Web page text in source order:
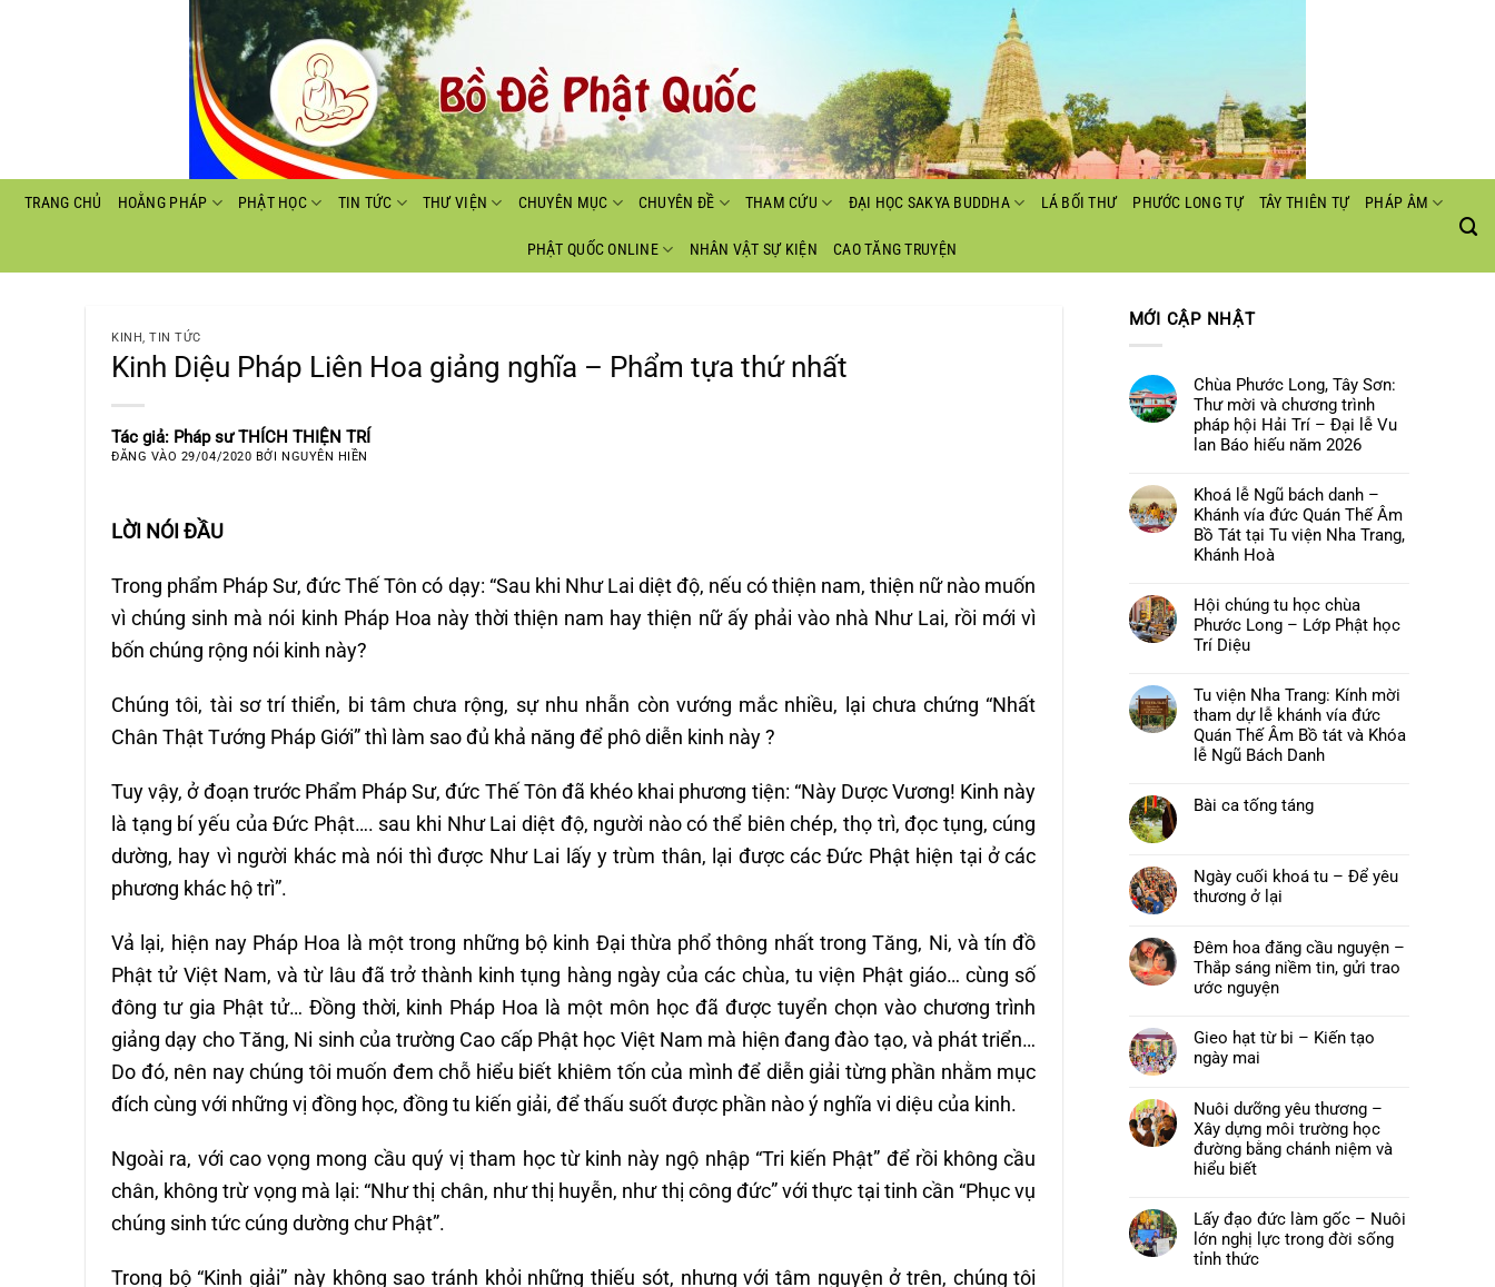
TRANG CHỦ HOẰNG PHÁP PHẬT HỌC TIN TỨC THƯ VIỆN CHUYÊN MỤC CHUYÊN ĐỀ THAM CỨU ĐẠI HỌC SAKYA BUDDHA LÁ BỐI THƯ PHƯỚC LONG TỰ TÂY THIÊN TỰ PHÁP ÂM
PHẬT QUỐC ONLINE NHÂN VẬT SỰ KIỆN CAO TĂNG TRUYỆN
KINH,TIN TỨC
Kinh Diệu Pháp Liên Hoa giảng nghĩa – Phẩm tựa thứ nhất
Tác giả: Pháp sư THÍCH THIỆN TRÍ
ĐĂNG VÀO 29/04/2020 BỞI NGUYÊN HIỀN
LỜI NÓI ĐẦU
Trong phẩm Pháp Sư, đức Thế Tôn có dạy: “Sau khi Như Lai diệt độ, nếu có thiện nam, thiện nữ nào muốn
vì chúng sinh mà nói kinh Pháp Hoa này thời thiện nam hay thiện nữ ấy phải vào nhà Như Lai, rồi mới vì
bốn chúng rộng nói kinh này?
Chúng tôi, tài sơ trí thiển, bi tâm chưa rộng, sự nhu nhẫn còn vướng mắc nhiều, lại chưa chứng “Nhất
Chân Thật Tướng Pháp Giới” thì làm sao đủ khả năng để phô diễn kinh này ?
Tuy vậy, ở đoạn trước Phẩm Pháp Sư, đức Thế Tôn đã khéo khai phương tiện: “Này Dược Vương! Kinh này
là tạng bí yếu của Đức Phật…. sau khi Như Lai diệt độ, người nào có thể biên chép, thọ trì, đọc tụng, cúng
dường, hay vì người khác mà nói thì được Như Lai lấy y trùm thân, lại được các Đức Phật hiện tại ở các
phương khác hộ trì”.
Vả lại, hiện nay Pháp Hoa là một trong những bộ kinh Đại thừa phổ thông nhất trong Tăng, Ni, và tín đồ
Phật tử Việt Nam, và từ lâu đã trở thành kinh tụng hàng ngày của các chùa, tu viện Phật giáo… cùng số
đông tư gia Phật tử… Đồng thời, kinh Pháp Hoa là một môn học đã được tuyển chọn vào chương trình
giảng dạy cho Tăng, Ni sinh của trường Cao cấp Phật học Việt Nam mà hiện đang đào tạo, và phát triển…
Do đó, nên nay chúng tôi muốn đem chỗ hiểu biết khiêm tốn của mình để diễn giải từng phần nhằm mục
đích cùng với những vị đồng học, đồng tu kiến giải, để thấu suốt được phần nào ý nghĩa vi diệu của kinh.
Ngoài ra, với cao vọng mong cầu quý vị tham học từ kinh này ngộ nhập “Tri kiến Phật” để rồi không cầu
chân, không trừ vọng mà lại: “Như thị chân, như thị huyễn, như thị công đức” với thực tại tinh cần “Phục vụ
chúng sinh tức cúng dường chư Phật”.
Trong bộ “Kinh giải” này không sao tránh khỏi những thiếu sót, nhưng với tâm nguyện ở trên, chúng tôi
MỚI CẬP NHẬT
Chùa Phước Long, Tây Sơn:
Thư mời và chương trình
pháp hội Hải Trí – Đại lễ Vu
lan Báo hiếu năm 2026
bình
luận
ở
Chùa
Phước
Long,
Thư
mời
và
chương
trình
Hải
Trí
–
Đại
lễ
Vu
hiếu
năm
Khoá lễ Ngũ bách danh –
Khánh vía đức Quán Thế Âm
Bồ Tát tại Tu viện Nha Trang,
Khánh Hoà
bình
luận
ở
Khoá
danh
–
Khánh
vía
đức
Quán
Bồ
Nha
Trang,
Khánh
Hội chúng tu học chùa
Phước Long – Lớp Phật học
Trí Diệu
bình
luận
ở
Hội
chúng
tu
Phước
Long
Trí
Diệu
Tu viện Nha Trang: Kính mời
tham dự lễ khánh vía đức
Quán Thế Âm Bồ tát và Khóa
lễ Ngũ Bách Danh
bình
Nha
Trang:
Kính
lễ
khánh
vía
đức
Âm
Bồ
tát
Ngũ
Bách
Danh
Bài ca tống táng
luận
ở
Bài
ca
Ngày cuối khoá tu – Để yêu
thương ở lại
bình
luận
ở
Ngày
cuối
–
yêu
lại
Đêm hoa đăng cầu nguyện –
Thắp sáng niềm tin, gửi trao
ước nguyện
bình
luận
ở
đăng
cầu
nguyện
–
Thắp
sáng
trao
ước
nguyện
Gieo hạt từ bi – Kiến tạo
ngày mai
bình
luận
ở
Gieo
hạt
từ
Kiến
tạo
ngày
mai
Nuôi dưỡng yêu thương –
Xây dựng môi trường học
đường bằng chánh niệm và
hiểu biết
bình
luận
ở
Nuôi
Lấy đạo đức làm gốc – Nuôi
lớn nghị lực trong đời sống
tỉnh thức